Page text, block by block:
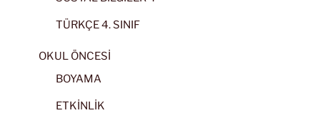
TÜRKÇE 4. SINIF
OKUL ÖNCESİ
BOYAMA
ETKİNLİK